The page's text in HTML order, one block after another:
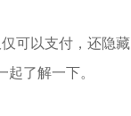
可以支付，还隐藏
了解一下。